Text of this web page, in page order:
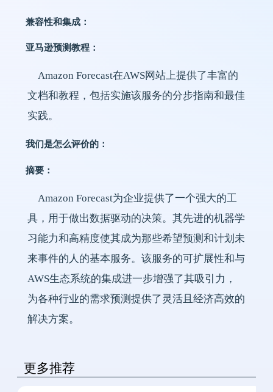
兼容性和集成：
亚马逊预测教程：
Amazon Forecast在AWS网站上提供了丰富的
文档和教程，包括实施该服务的分步指南和最佳
实践。
我们是怎么评价的：
摘要：
Amazon Forecast为企业提供了一个强大的工
具，用于做出数据驱动的决策。其先进的机器学
习能力和高精度使其成为那些希望预测和计划未
来事件的人的基本服务。该服务的可扩展性和与
AWS生态系统的集成进一步增强了其吸引力，
为各种行业的需求预测提供了灵活且经济高效的
解决方案。
更多推荐